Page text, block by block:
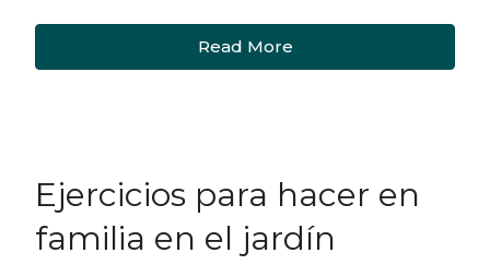
Read More
Ejercicios para hacer en
familia en el jardín